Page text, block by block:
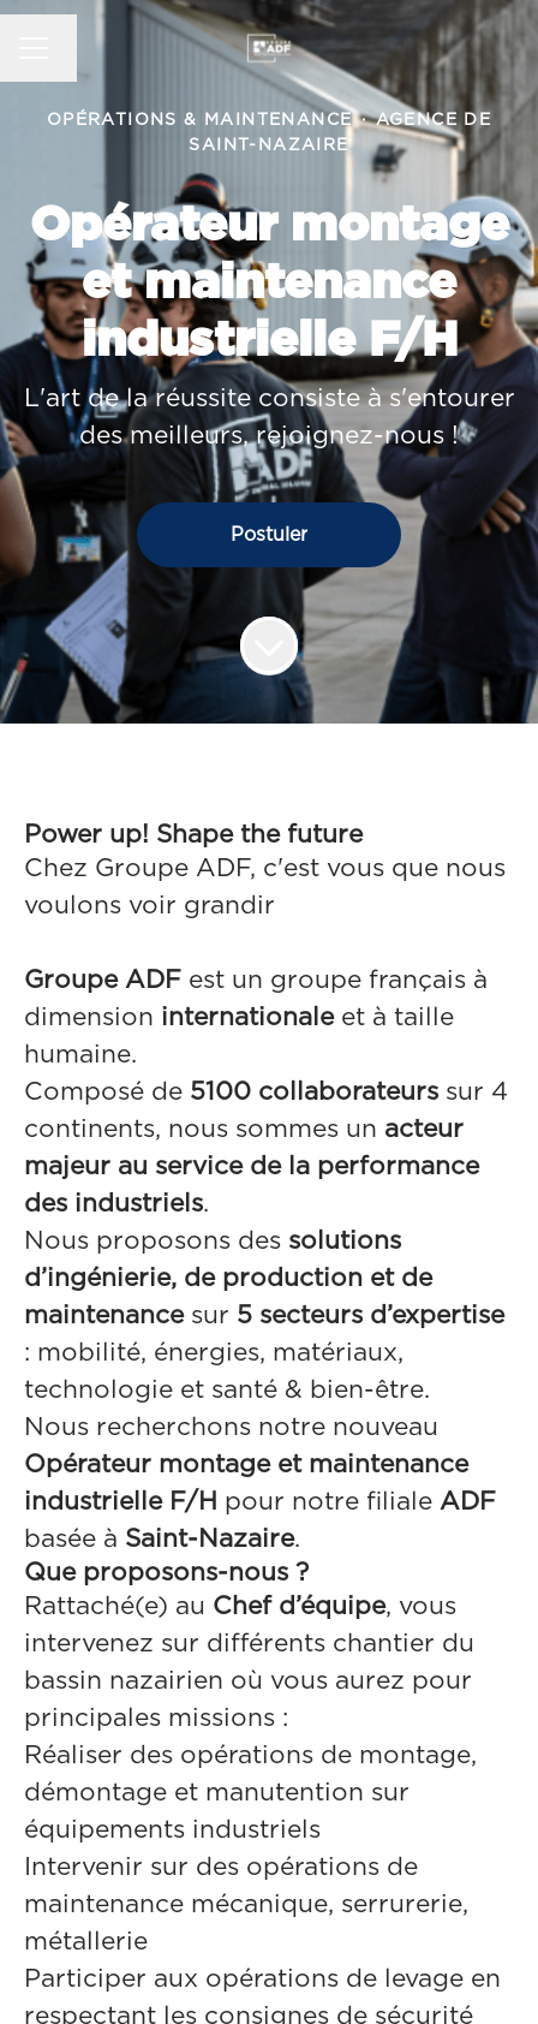
Changer la langue
OPÉRATIONS & MAINTENANCE · AGENCE DE
SAINT-NAZAIRE
Opérateur montage
et maintenance
industrielle F/H
L'art de la réussite consiste à s'entourer
des meilleurs, rejoignez-nous !
Postuler
Power up! Shape the future
Chez Groupe ADF, c'est vous que nous
voulons voir grandir
Groupe ADF est un groupe français à
dimension internationale et à taille
humaine.
Composé de 5100 collaborateurs sur 4
continents, nous sommes un acteur
majeur au service de la performance
des industriels.
Nous proposons des solutions
d’ingénierie, de production et de
maintenancesur 5 secteurs d’expertise
: mobilité, énergies, matériaux,
technologie et santé & bien-être.
Nous recherchons notre nouveau
Opérateur montage et maintenance
industrielle F/H pour notre filiale ADF
basée à Saint-Nazaire.
Que proposons-nous ?
Rattaché(e) au Chef d’équipe, vous
intervenez sur différents chantier du
bassin nazairien où vous aurez pour
principales missions :
Réaliser des opérations de montage,
démontage et manutention sur
équipements industriels
Intervenir sur des opérations de
maintenance mécanique, serrurerie,
métallerie
Participer aux opérations de levage en
respectant les consignes de sécurité